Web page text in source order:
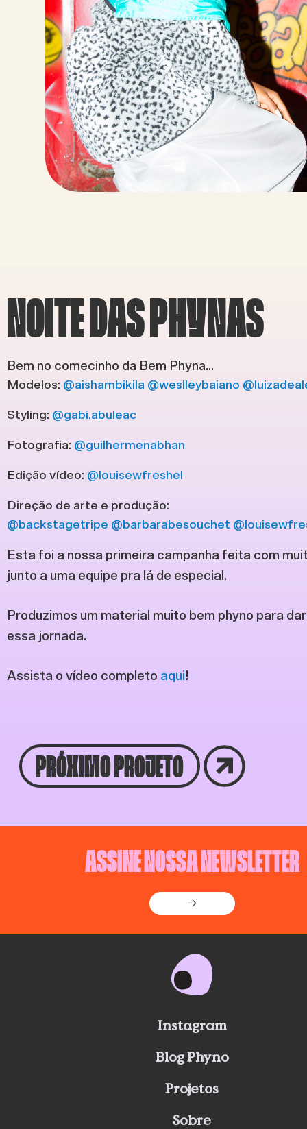
NOITE DAS PHYNAS
Bem no comecinho da Bem Phyna...
Modelos: @aishambikila @weslleybaiano
Styling: @gabi.abuleac
Fotografia: @guilhermenabhan
Edição vídeo: @louisewfreshel
Direção de arte e produção:
@backstagetripe @barbarabesouchet
Esta foi a nossa primeira campanha feita com
junto a uma equipe pra lá de especial.
Produzimos um material muito bem phyno para
essa jornada.
Assista o vídeo completo aqui!
PRÓXIMO PROJETO
ASSINE NOSSA NEWSLETTER
→
Instagram
Blog Phyno
Projetos
Sobre